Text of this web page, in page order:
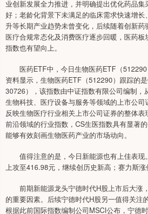
业创新发展全力推进，并明确提出优化药品集
好；老龄化背景下未满足的临床需求快速增长
升等长期产业趋势未曾变化，后续随着创新药
医疗合规常态化及消费医疗逐步回暖，医药板
指数也有望向上。
医药ETF中，今日生物医药ETF（512290
资料显示，生物医药ETF（512290）跟踪的
30726），该指数由中证指数有限公司编制，
生物科技、医疗设备与服务等领域的上市公司
反映生物医疗行业相关上市公司证券的整体
前沿领域的行业指数，CS生医指数具有显著
能够有效刻画生物医药产业的市场动向。
值得注意的是，今日新能源也有上佳表现
上攻至416.98元，继续创历史新高；赛力斯涨
前期新能源龙头宁德时代H股上市后大涨
的重要因素。后续宁德时代H股另一值得关
根据此前国际指数编制公司MSCI公布，宁德